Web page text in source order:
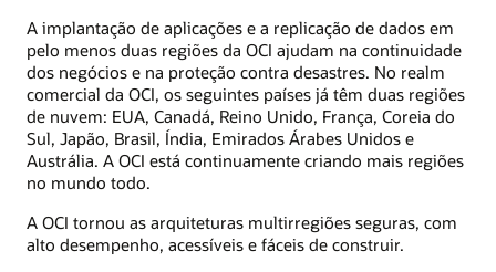
A implantação de aplicações e a replicação de dados em
pelo menos duas regiões da OCI ajudam na continuidade
dos negócios e na proteção contra desastres. No realm
comercial da OCI, os seguintes países já têm duas regiões
de nuvem: EUA, Canadá, Reino Unido, França, Coreia do
Sul, Japão, Brasil, Índia, Emirados Árabes Unidos e
Austrália. A OCI está continuamente criando mais regiões
no mundo todo.
A OCI tornou as arquiteturas multirregiões seguras, com
alto desempenho, acessíveis e fáceis de construir.